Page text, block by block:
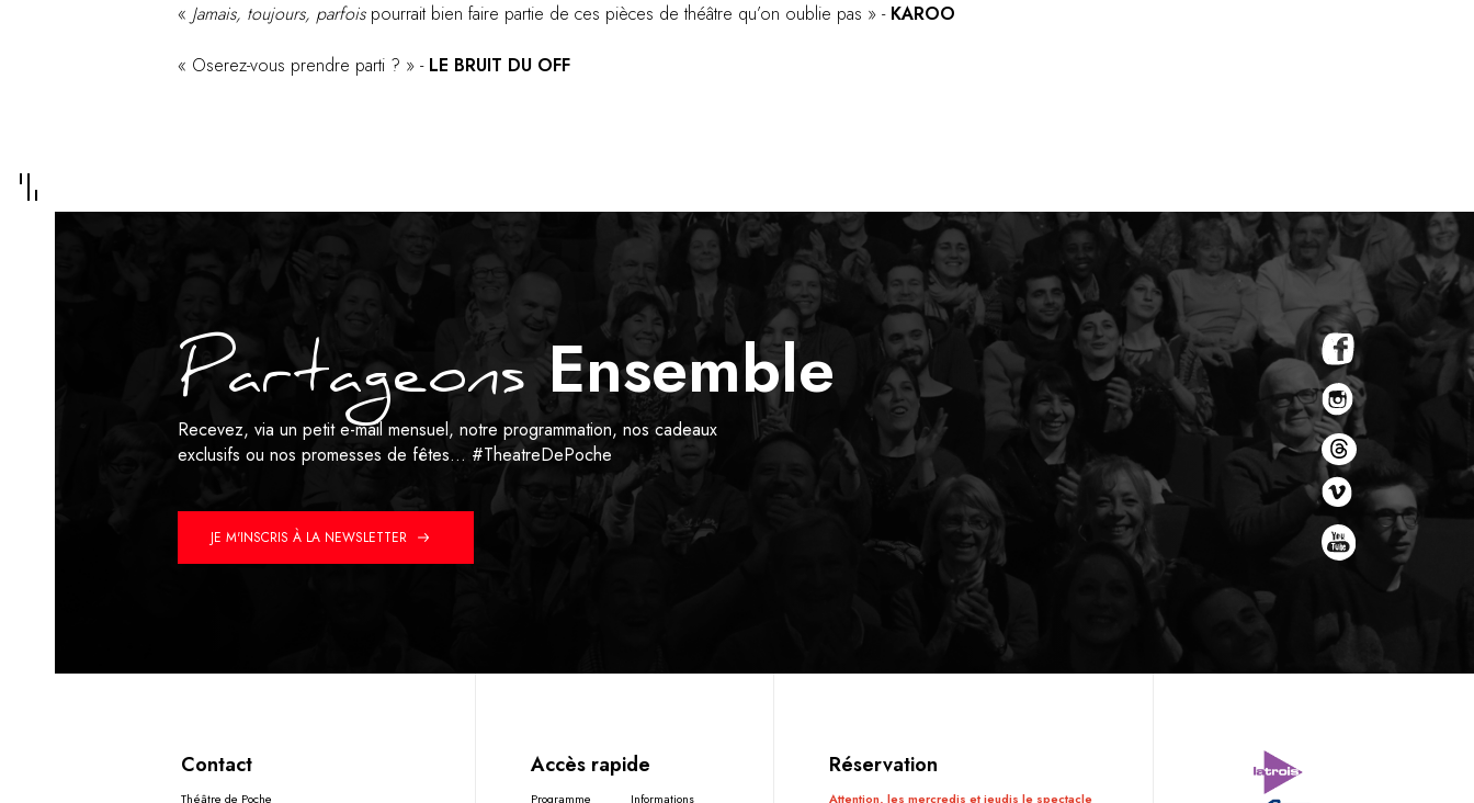
« Jamais, toujours, parfoispourrait bien faire partie de ces pièces de théâtre qu’on oublie pas » - KAROO
« Oserez-vous prendre parti ? » - LE BRUIT DU OFF
Partageons Ensemble
Recevez, via un petit e-mail mensuel, notre programmation, nos cadeaux
exclusifs ou nos promesses de fêtes… #TheatreDePoche
JE M'INSCRIS À LA NEWSLETTER
Contact
Théâtre de Poche
Accès rapide
Programme Informations
Réservation
Attention, les mercredis et jeudis le spectacle